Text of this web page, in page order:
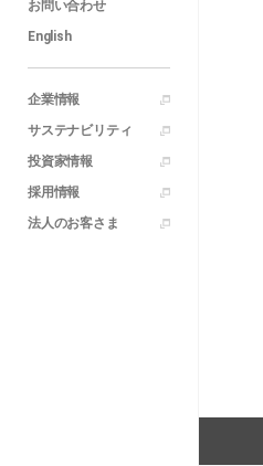
お問い合わせ
English
企業情報
サステナビリティ
投資家情報
採用情報
法人のお客さま